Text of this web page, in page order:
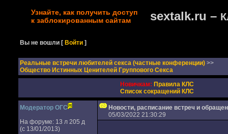
Узнайте, как получить доступ
к заблокированным сайтам
sextalk.ru –
Вы не вошли [Войти ]
Реальные встречи любителей секса (частные конференции) >>
Общество Истинных Ценителей Группового Секса
Новичкам: Правила КЛС
Список сокращений КЛС
Модератор ОГС
На форуме: 13 л 205 д
(с 13/01/2013)
Новости, расписание встреч и
05/03/2022 21:30:29